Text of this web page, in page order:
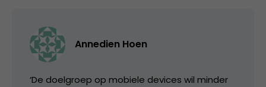
Annedien Hoen
‘De doelgroep op mobiele devices wil minder